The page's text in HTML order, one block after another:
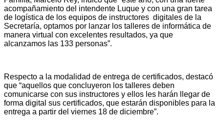
acompañamiento del intendente Luque y con una gran tarea
de logística de los equipos de instructores digitales de la
Secretaría, optamos por lanzar los talleres de informática de
manera virtual con excelentes resultados, ya que
alcanzamos las 133 personas”.
Respecto a la modalidad de entrega de certificados, destacó
que “aquellos que concluyeron los talleres deben
comunicarse con sus instructores y ellos les harán llegar de
forma digital sus certificados, que estarán disponibles para la
entrega a partir del viernes 18 de diciembre”.